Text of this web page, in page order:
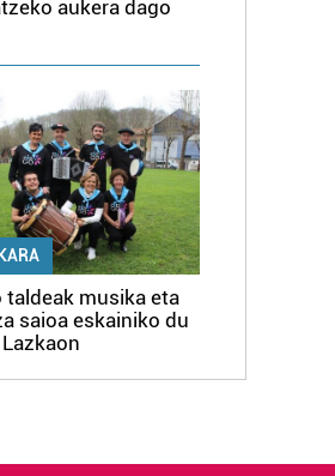
aukera dago
taldeak musika eta
saioa eskainiko du